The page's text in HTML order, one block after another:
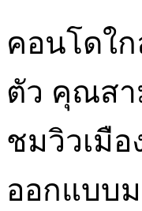
คอนโดใ
ตัว คุณสา
ชมวิวเมื
ออกแบบ